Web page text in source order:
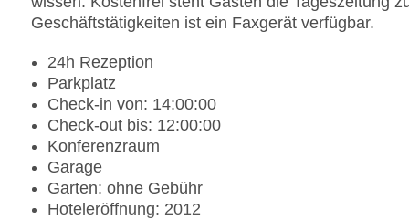
Geschäftstätigkeiten ist ein Faxgerät verfügbar.
24h Rezeption
Parkplatz
Check-in von: 14:00:00
Check-out bis: 12:00:00
Konferenzraum
Garage
Garten: ohne Gebühr
Hoteleröffnung: 2012